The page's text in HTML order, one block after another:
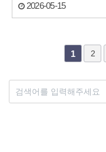
2026-05-15
1 2